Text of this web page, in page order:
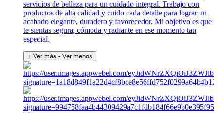
servicios de belleza para un cuidado integral. Trabajo con
productos de alta calidad y cuido cada detalle para lograr un
acabado elegante, duradero y favorecedor. Mi objetivo es que
te sientas segura, cómoda y radiante en ese momento tan
especial.
+ Ver más - Ver menos